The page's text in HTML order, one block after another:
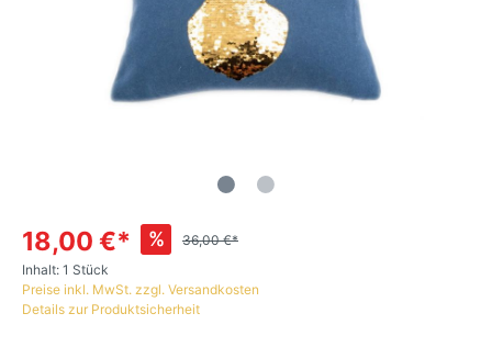
18,00 €* %
36,00 €*
Inhalt: 1 Stück
Preise inkl. MwSt. zzgl. Versandkosten
Details zur Produktsicherheit